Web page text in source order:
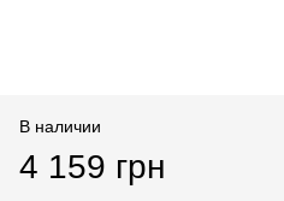
В наличии
4 159 грн